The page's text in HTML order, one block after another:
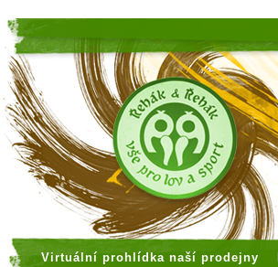
Virtuální prohlídka naší prodejny